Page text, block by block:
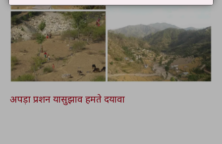
अपड़ा प्रशन यासुझाव हमते दयावा